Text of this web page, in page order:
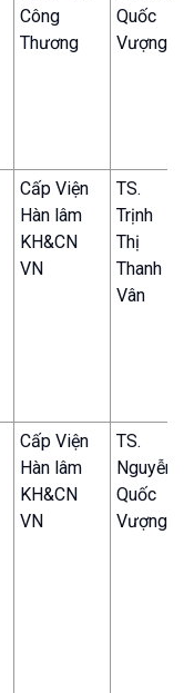
Công
Thương
Quốc
Vượng
Cấp Viện
Hàn lâm
KH&CN
VN
TS.
Trịnh
Thị
Thanh
Vân
Cấp Viện
Hàn lâm
KH&CN
VN
TS.
Nguyễn
Quốc
Vượng